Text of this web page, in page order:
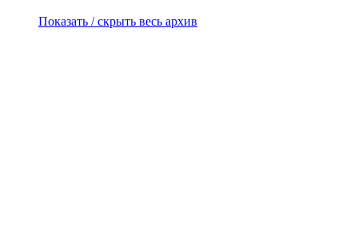
Показать / скрыть весь архив